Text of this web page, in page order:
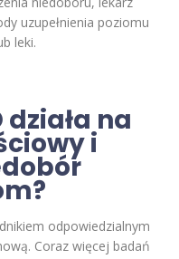
uzupełnienia poziomu
leki.
na
i
odpowiedzialnym
Coraz więcej badań